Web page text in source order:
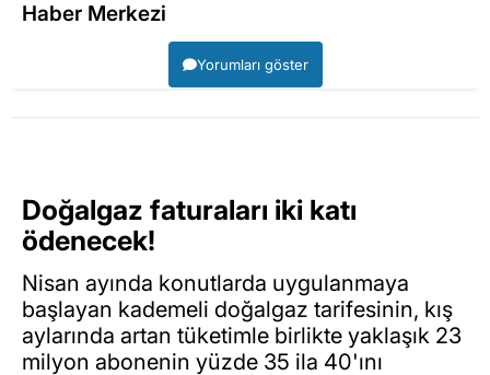
Haber Merkezi
Yorumları göster
Doğalgaz faturaları iki katı
ödenecek!
Nisan ayında konutlarda uygulanmaya
başlayan kademeli doğalgaz tarifesinin, kış
aylarında artan tüketimle birlikte yaklaşık 23
milyon abonenin yüzde 35 ila 40'ını